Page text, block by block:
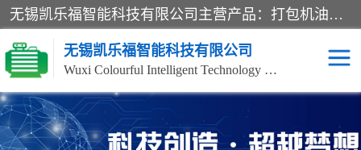
无锡凯乐福智能科技有限公司主营产品：打包机油泵、风冷式油冷却器、液压阀、液压泵、冷却器、过滤器及气动元器件。公司主导生产齿轮泵、齿轮马达、液压阀等产品。共计100多个系列、3000余种规格。覆盖了液压系统的动力元件、控制元件和执行元件，具备较强的成套供货、服务能力。
无锡凯乐福智能科技有限公司
Wuxi Colourful Intelligent Technology Co., Ltd
齿轮泵 机床冷却泵